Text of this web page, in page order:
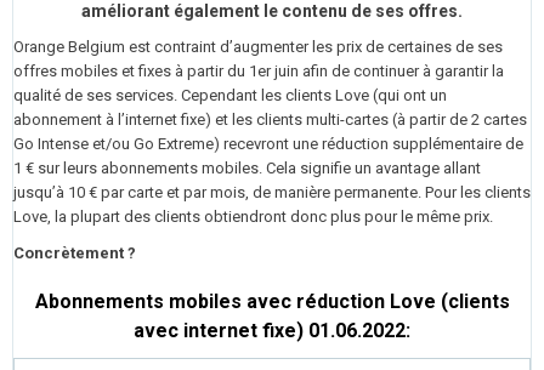
améliorant également le contenu de ses offres.
Orange Belgium est contraint d’augmenter les prix de certaines de ses
offres mobiles et fixes à partir du 1er juin afin de continuer à garantir la
qualité de ses services. Cependant les clients Love (qui ont un
abonnement à l’internet fixe) et les clients multi-cartes (à partir de 2 cartes
Go Intense et/ou Go Extreme) recevront une réduction supplémentaire de
1 € sur leurs abonnements mobiles. Cela signifie un avantage allant
jusqu’à 10 € par carte et par mois, de manière permanente. Pour les clients
Love, la plupart des clients obtiendront donc plus pour le même prix.
Concrètement ?
Abonnements mobiles avec réduction Love (clients
avec internet fixe) 01.06.2022: